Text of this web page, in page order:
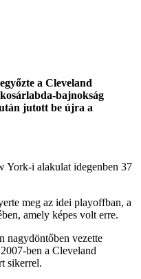
a Cleveland
bajnokság
jutott be újra a
York-i alakulat idegenben 37
meg az idei playoffban, a
amely képes volt erre.
nagydöntőben vezette
ben a Cleveland
sikerrel.